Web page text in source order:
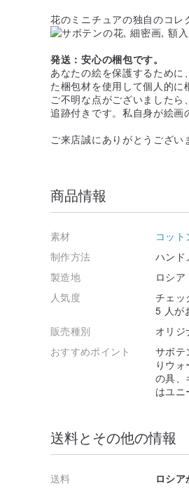
花のミニチュアの独自のコレ
発送：安心の梱包です。
あなたの絵を保護するため
た梱包材を使用して個人的に
ご不明な点がございましたら
追跡付きです。私自身が絵画
ご来店誠にありがとうござい
商品情報
素材
コット
制作方法
ハンド
製造地
ロシア
人気度
チェッ
5 人が
販売種別
オリジ
おすすめポイント
サボテ
りウ
の具、
はユニ
送料とその他の情報
送料 ロシア